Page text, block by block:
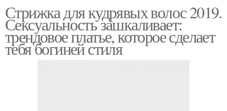
Стрижка для кудрявых волос 2019.
Сексуальность зашкаливает:
трендовое платье, которое сделает
тебя богиней стиля